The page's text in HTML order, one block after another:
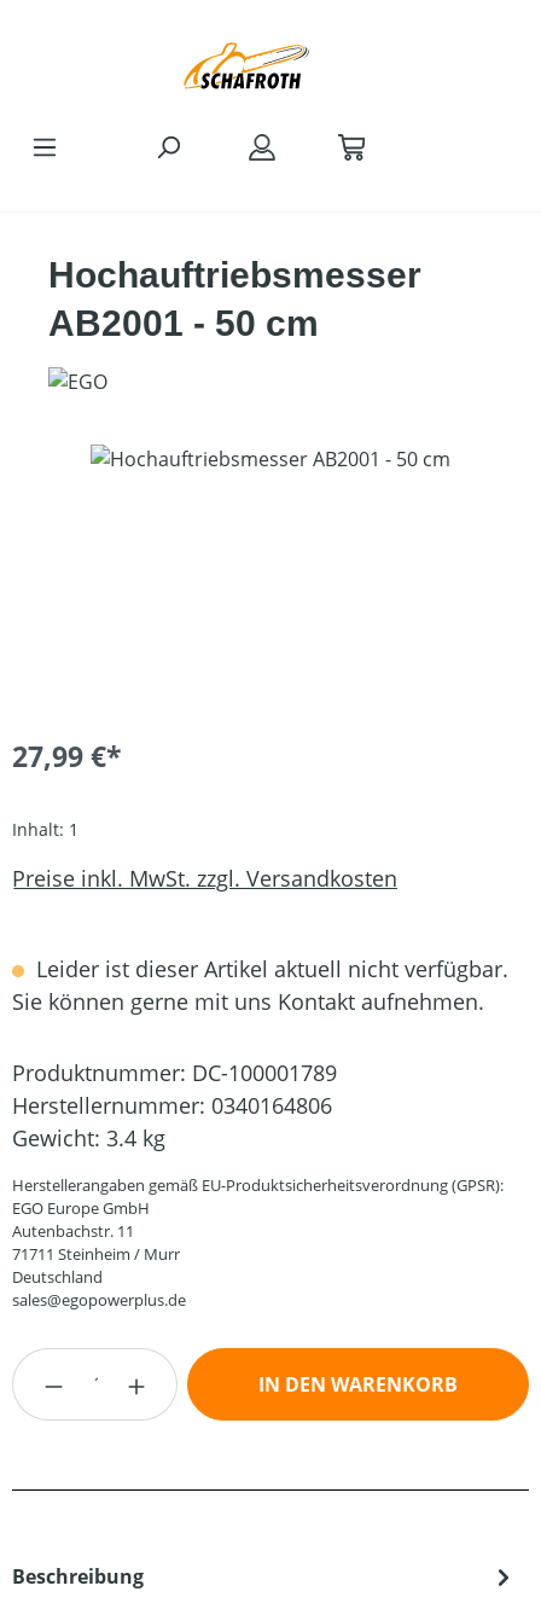
Hochauftriebsmesser
AB2001 - 50 cm
Bildergalerie überspringen
27,99 €*
Inhalt: 1
Preise inkl. MwSt. zzgl. Versandkosten
Leider ist dieser Artikel aktuell nicht verfügbar.
Sie können gerne mit uns Kontakt aufnehmen.
Produktnummer: DC-100001789
Herstellernummer: 0340164806
Gewicht: 3.4 kg
Herstellerangaben gemäß EU-Produktsicherheitsverordnung (GPSR):
EGO Europe GmbH
Autenbachstr. 11
71711 Steinheim / Murr
Deutschland
sales@egopowerplus.de
Produkt Anzahl: Gib den gewünschten
IN DEN WARENKORB
Beschreibung